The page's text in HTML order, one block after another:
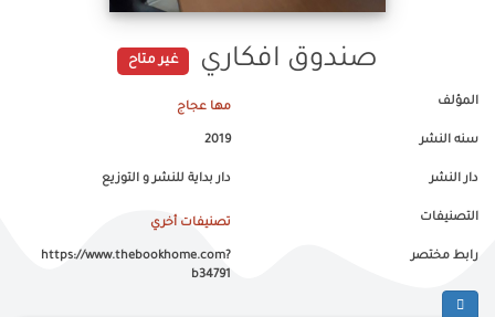
صندوق افكاري غير متاح
المؤلف مها عجاج
سنه النشر 2019
دار النشر دار بداية للنشر و التوزيع
التصنيفات تصنيفات أخري
رابط مختصر
https://www.thebookhome.com?
b34791